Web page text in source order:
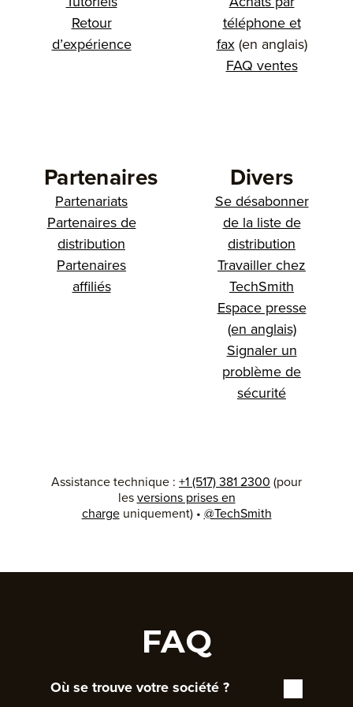
Retour
d’expérience
téléphone et
fax(en anglais)
FAQ ventes
Partenaires
Partenariats
Partenaires de
distribution
Partenaires
affiliés
Divers
Se désabonner
de la liste de
distribution
Travailler chez
TechSmith
Espace presse
(en anglais)
Signaler un
problème de
sécurité
Assistance technique : +1 (517) 381 2300 (pour
les versions prises en
chargeuniquement) • @TechSmith
FAQ
Où se trouve votre société ?